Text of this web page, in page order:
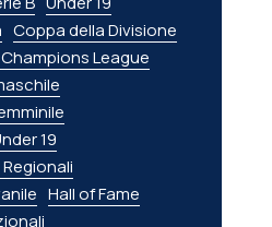
Coppa della Divisione
Champions League
19
Hall of Fame